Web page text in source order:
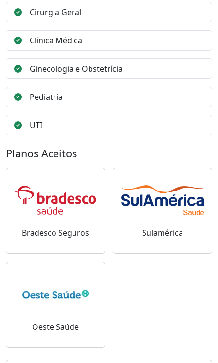
Cirurgia Geral
Clínica Médica
Ginecologia e Obstetrícia
Pediatria
UTI
Planos Aceitos
Bradesco Seguros Sulamérica
Oeste Saúde